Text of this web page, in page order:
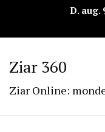
D. aug.
Ziar 360
Ziar Online: